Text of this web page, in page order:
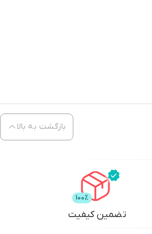
بازگشت به بالا
تضمین کیفیت